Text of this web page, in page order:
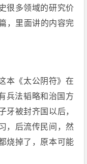
很多领域的研究价
，里面讲的内容完
本《太公阴符》在
兵法韬略和治国方
牙被封齐国以后，
，后流传民间，然
烧掉了，原本可能